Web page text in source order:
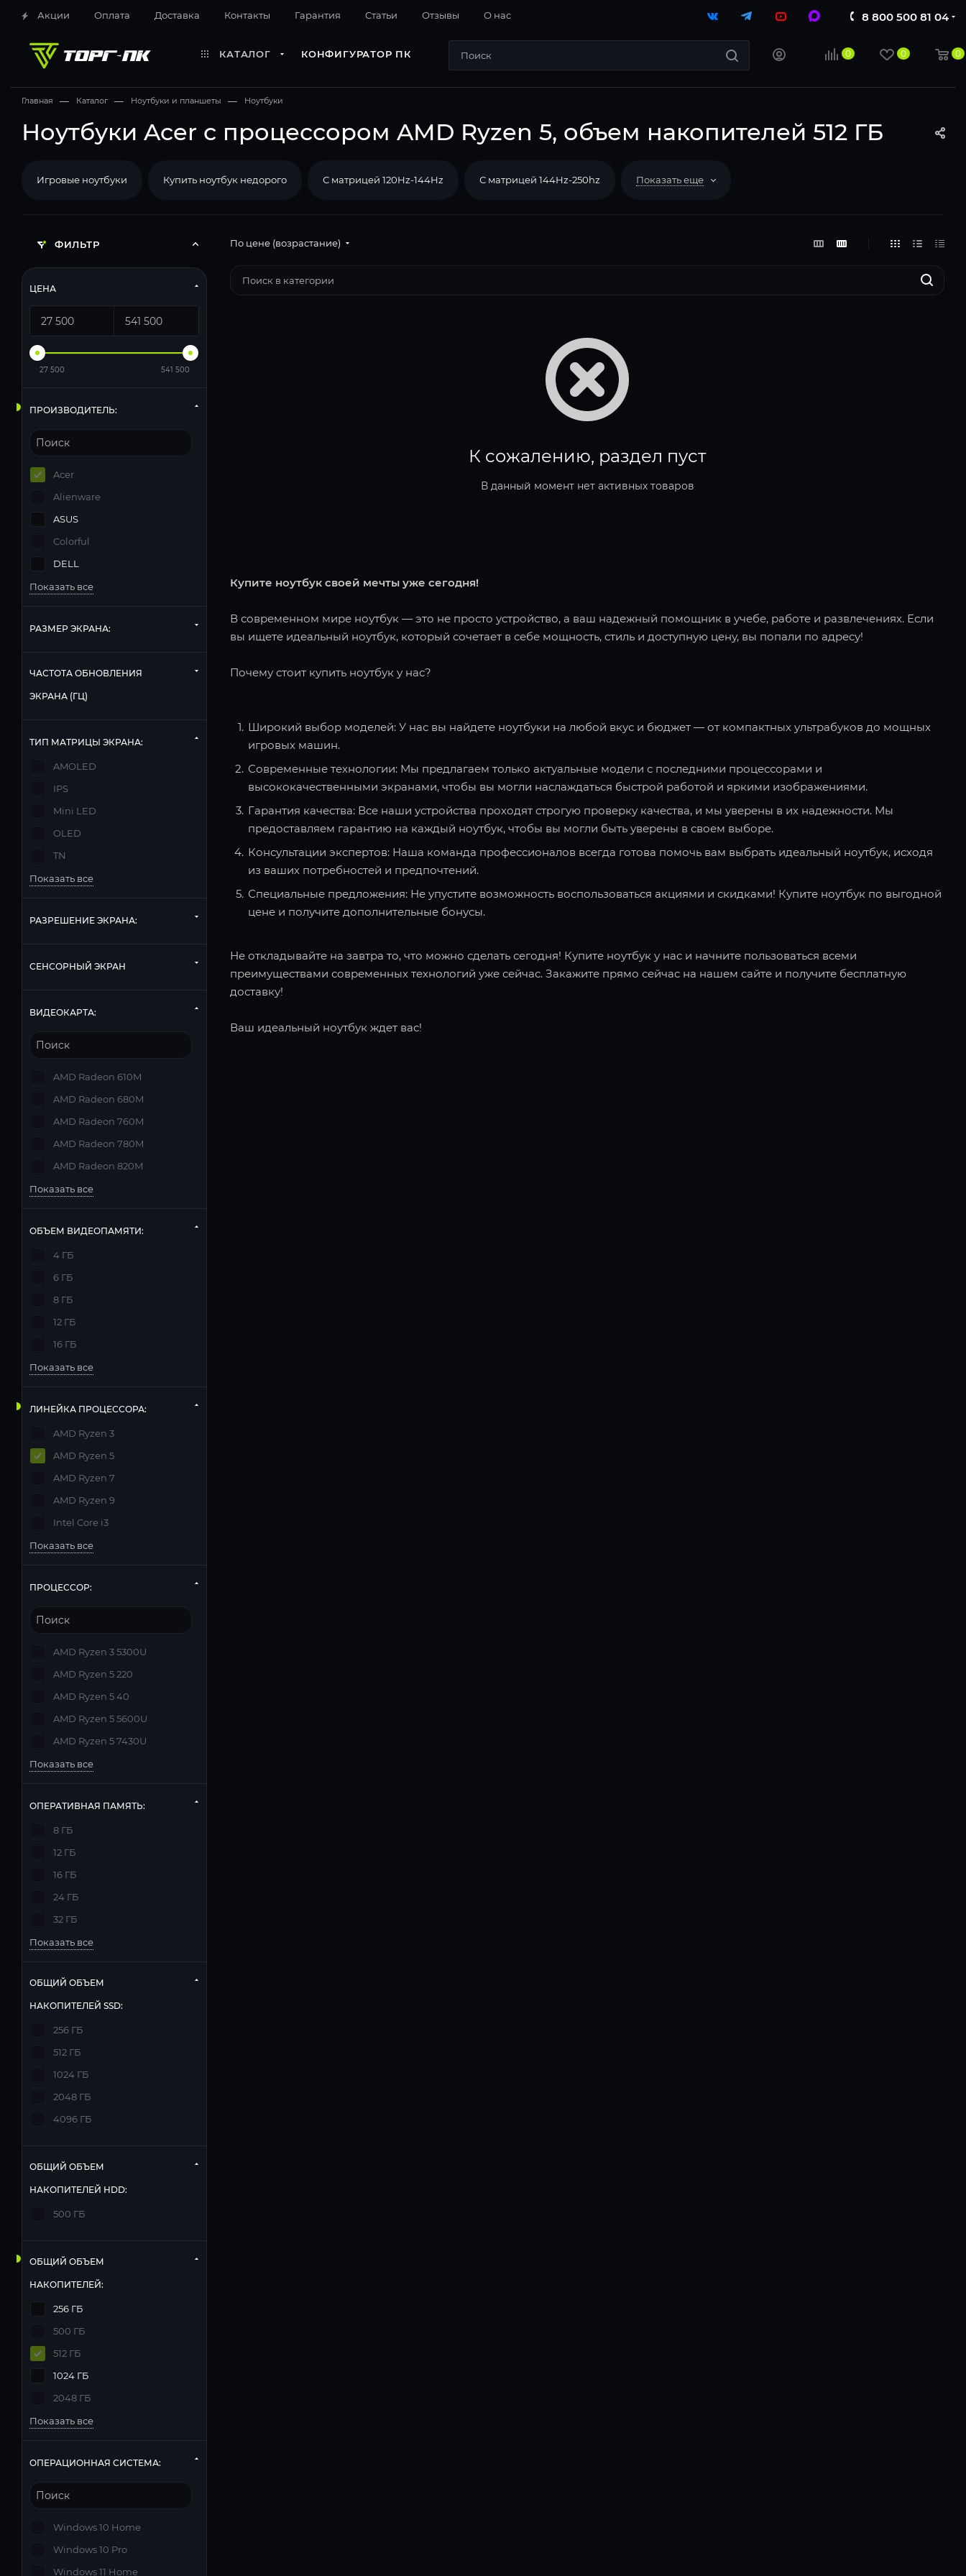
Акции Оплата Доставка Контакты Гарантия Cтатьи Отзывы О нас 8 800 500 81 04
КАТАЛОГ КОНФИГУРАТОР ПК 0 0 0
Главная — Каталог — Ноутбуки и планшеты — Ноутбуки
Ноутбуки Acer с процессором AMD Ryzen 5, объем накопителей 512 ГБ
Игровые ноутбуки Купить ноутбук недорого С матрицей 120Hz-144Hz С матрицей 144Hz-250hz Показать еще
По цене (возрастание)
К сожалению, раздел пуст
В данный момент нет активных товаров
Купите ноутбук своей мечты уже сегодня!
В современном мире ноутбук — это не просто устройство, а ваш надежный помощник в учебе, работе и развлечениях. Если
вы ищете идеальный ноутбук, который сочетает в себе мощность, стиль и доступную цену, вы попали по адресу!
Почему стоит купить ноутбук у нас?
Широкий выбор моделей: У нас вы найдете ноутбуки на любой вкус и бюджет — от компактных ультрабуков до мощных
игровых машин.
Современные технологии: Мы предлагаем только актуальные модели с последними процессорами и
высококачественными экранами, чтобы вы могли наслаждаться быстрой работой и яркими изображениями.
Гарантия качества: Все наши устройства проходят строгую проверку качества, и мы уверены в их надежности. Мы
предоставляем гарантию на каждый ноутбук, чтобы вы могли быть уверены в своем выборе.
Консультации экспертов: Наша команда профессионалов всегда готова помочь вам выбрать идеальный ноутбук, исходя
из ваших потребностей и предпочтений.
Специальные предложения: Не упустите возможность воспользоваться акциями и скидками! Купите ноутбук по выгодной
цене и получите дополнительные бонусы.
Не откладывайте на завтра то, что можно сделать сегодня! Купите ноутбук у нас и начните пользоваться всеми
преимуществами современных технологий уже сейчас. Закажите прямо сейчас на нашем сайте и получите бесплатную
доставку!
Ваш идеальный ноутбук ждет вас!
ФИЛЬТР
ЦЕНА
27 500 541 500
ПРОИЗВОДИТЕЛЬ:
Acer
Alienware
ASUS
Colorful
DELL
Показать все
РАЗМЕР ЭКРАНА:
ЧАСТОТА ОБНОВЛЕНИЯ
ЭКРАНА (ГЦ)
ТИП МАТРИЦЫ ЭКРАНА:
AMOLED
IPS
Mini LED
OLED
TN
Показать все
РАЗРЕШЕНИЕ ЭКРАНА:
СЕНСОРНЫЙ ЭКРАН
ВИДЕОКАРТА:
AMD Radeon 610M
AMD Radeon 680M
AMD Radeon 760M
AMD Radeon 780M
AMD Radeon 820M
Показать все
ОБЪЕМ ВИДЕОПАМЯТИ:
4 ГБ
6 ГБ
8 ГБ
12 ГБ
16 ГБ
Показать все
ЛИНЕЙКА ПРОЦЕССОРА:
AMD Ryzen 3
AMD Ryzen 5
AMD Ryzen 7
AMD Ryzen 9
Intel Core i3
Показать все
ПРОЦЕССОР:
AMD Ryzen 3 5300U
AMD Ryzen 5 220
AMD Ryzen 5 40
AMD Ryzen 5 5600U
AMD Ryzen 5 7430U
Показать все
ОПЕРАТИВНАЯ ПАМЯТЬ:
8 ГБ
12 ГБ
16 ГБ
24 ГБ
32 ГБ
Показать все
ОБЩИЙ ОБЪЕМ
НАКОПИТЕЛЕЙ SSD:
256 ГБ
512 ГБ
1024 ГБ
2048 ГБ
4096 ГБ
ОБЩИЙ ОБЪЕМ
НАКОПИТЕЛЕЙ HDD:
500 ГБ
ОБЩИЙ ОБЪЕМ
НАКОПИТЕЛЕЙ:
256 ГБ
500 ГБ
512 ГБ
1024 ГБ
2048 ГБ
Показать все
ОПЕРАЦИОННАЯ СИСТЕМА:
Windows 10 Home
Windows 10 Pro
Windows 11 Home